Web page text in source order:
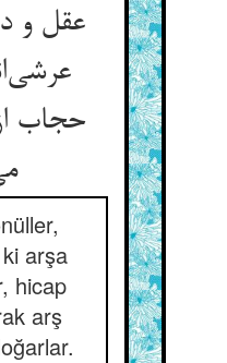
عقل و
حجاب
می‌زیند
arşa
hicap
arş